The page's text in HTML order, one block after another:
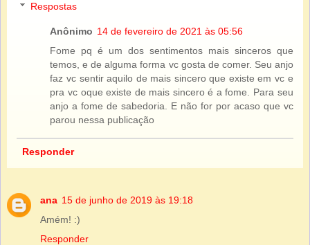
Respostas
Anônimo 14 de fevereiro de 2021 às 05:56
Fome pq é um dos sentimentos mais sinceros que
temos, e de alguma forma vc gosta de comer. Seu anjo
faz vc sentir aquilo de mais sincero que existe em vc e
pra vc oque existe de mais sincero é a fome. Para seu
anjo a fome de sabedoria. E não for por acaso que vc
parou nessa publicação
Responder
ana 15 de junho de 2019 às 19:18
Amém! :)
Responder